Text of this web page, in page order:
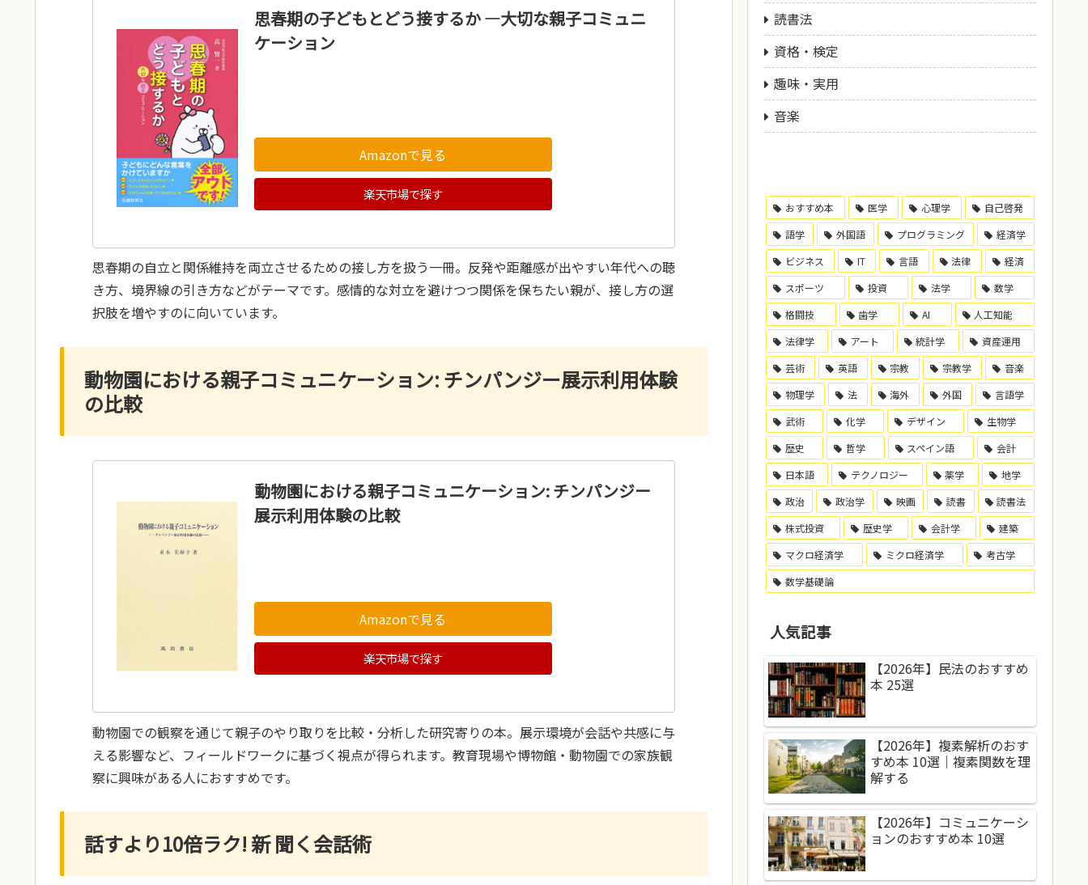
思春期の子どもとどう接するか ―大切な親子コミュニ
ケーション
Amazonで見る
楽天市場で探す
思春期の自立と関係維持を両立させるための接し方を扱う一冊。反発や距離感が出やすい年代への聴
き方、境界線の引き方などがテーマです。感情的な対立を避けつつ関係を保ちたい親が、接し方の選
択肢を増やすのに向いています。
動物園における親子コミュニケーション: チンパンジー展示利用体験
の比較
動物園における親子コミュニケーション: チンパンジー
展示利用体験の比較
Amazonで見る
楽天市場で探す
動物園での観察を通じて親子のやり取りを比較・分析した研究寄りの本。展示環境が会話や共感に与
える影響など、フィールドワークに基づく視点が得られます。教育現場や博物館・動物園での家族観
察に興味がある人におすすめです。
話すより10倍ラク! 新 聞く会話術
読書法
資格・検定
趣味・実用
音楽
おすすめ本 医学 心理学
自己啓発
語学
外国語 プログラミング
経済学
ビジネス
IT 言語 法律
経済
スポーツ
投資 法学
数学
格闘技
歯学 AI
人工知能
法律学
アート 統計学
資産運用
芸術
英語 宗教 宗教学
音楽
物理学
法 海外 外国
言語学
武術
化学 デザイン
生物学
歴史
哲学 スペイン語
会計
日本語
テクノロジー 薬学
地学
政治
政治学 映画 読書
読書法
株式投資
歴史学 会計学
建築
マクロ経済学
ミクロ経済学
考古学
数学基礎論
人気記事
【2026年】民法のおすすめ
本 25選
【2026年】複素解析のおす
すめ本 10選｜複素関数を理
解する
【2026年】コミュニケーシ
ョンのおすすめ本 10選